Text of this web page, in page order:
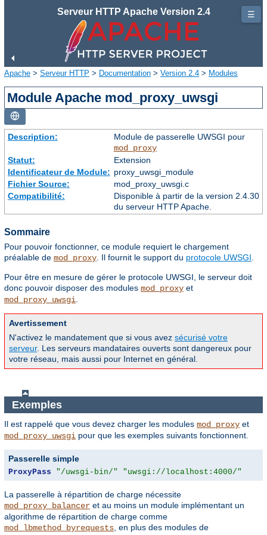
Serveur HTTP Apache Version 2.4
Apache > Serveur HTTP > Documentation > Version 2.4 > Modules
Module Apache mod_proxy_uwsgi
Description:
Module de passerelle UWSGI pour
mod_proxy
Statut:
Extension
Identificateur de Module: proxy_uwsgi_module
Fichier Source:
mod_proxy_uwsgi.c
Compatibilité:
Disponible à partir de la version 2.4.30
du serveur HTTP Apache.
Sommaire
Pour pouvoir fonctionner, ce module requiert le chargement
préalable de mod_proxy . Il fournit le support du protocole UWSGI
Pour être en mesure de gérer le protocole UWSGI, le serveur doit
donc pouvoir disposer des modules mod_proxy et
mod_proxy_uwsgi
Avertissement
N'activez le mandatement que si vous avez sécurisé votre
serveur. Les serveurs mandataires ouverts sont dangereux pour
votre réseau, mais aussi pour Internet en général.
Exemples
Il est rappelé que vous devez charger les modules mod_proxy et
mod_proxy_uwsgi pour que les exemples suivants fonctionnent.
Passerelle simple
ProxyPass "/uwsgi-bin/" "uwsgi://localhost:4000/"
La passerelle à répartition de charge nécessite
mod_proxy_balancer et au moins un module implémentant un
algorithme de répartition de charge comme
mod_lbmethod_byrequests, en plus des modules de
☰